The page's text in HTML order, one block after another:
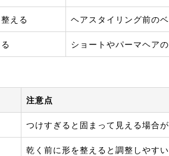
える ヘアスタイリング前の
ショートやパーマヘア
注意点
つけすぎると固まって見える場合が
乾く前に形を整えると調整しやすい